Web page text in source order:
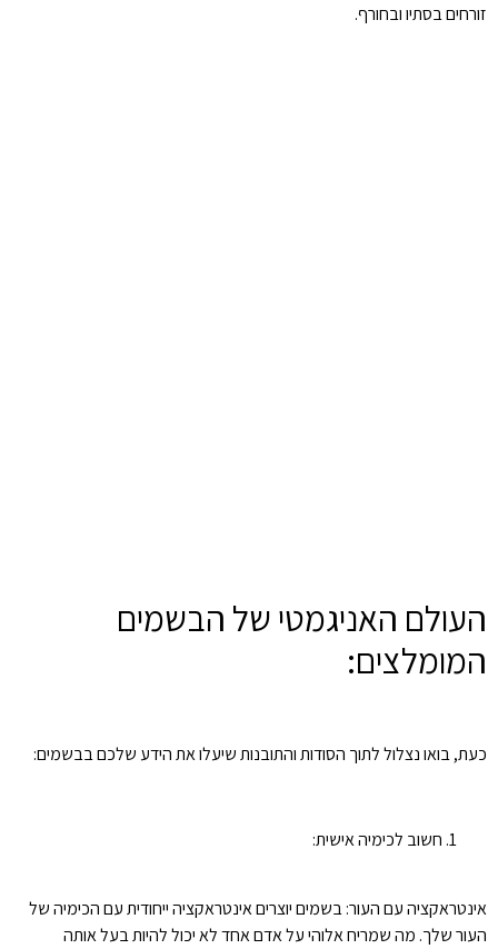
זורחים בסתיו ובחורף.
העולם האניגמטי של הבשמים
המומלצים:
כעת, בואו נצלול לתוך הסודות והתובנות שיעלו את הידע שלכם בבשמים:
חשוב לכימיה אישית:
אינטראקציה עם העור: בשמים יוצרים אינטראקציה ייחודית עם הכימיה של
העור שלך. מה שמריח אלוהי על אדם אחד לא יכול להיות בעל אותה